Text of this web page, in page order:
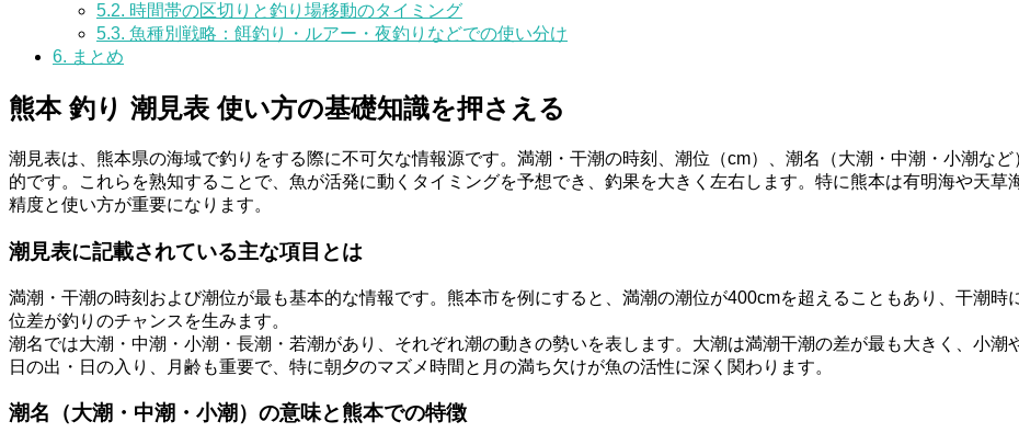
5.2. 時間帯の区切りと釣り場移動のタイミング
5.3. 魚種別戦略：餌釣り・ルアー・夜釣りなどでの使い分け
6. まとめ
熊本 釣り 潮見表 使い方の基礎知識を押さえる
潮見表は、熊本県の海域で釣りをする際に不可欠な情報源です。満潮・干潮の時刻、潮位（cm）、潮名（大潮・中潮・小潮な
的です。これらを熟知することで、魚が活発に動くタイミングを予想でき、釣果を大きく左右します。特に熊本は有明海や天
精度と使い方が重要になります。
潮見表に記載されている主な項目とは
満潮・干潮の時刻および潮位が最も基本的な情報です。熊本市を例にすると、満潮の潮位が400cmを超えることもあり、干潮
位差が釣りのチャンスを生みます。
潮名では大潮・中潮・小潮・長潮・若潮があり、それぞれ潮の動きの勢いを表します。大潮は満潮干潮の差が最も大きく、小潮
日の出・日の入り、月齢も重要で、特に朝夕のマズメ時間と月の満ち欠けが魚の活性に深く関わります。
潮名（大潮・中潮・小潮）の意味と熊本での特徴